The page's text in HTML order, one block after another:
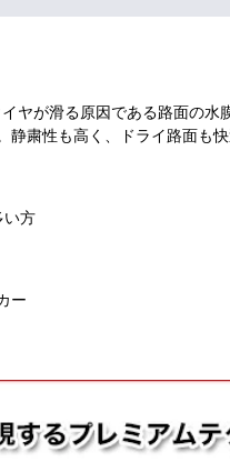
ヤが滑る原因である路面の
粛性も高く、ドライ路面も
い方
ー